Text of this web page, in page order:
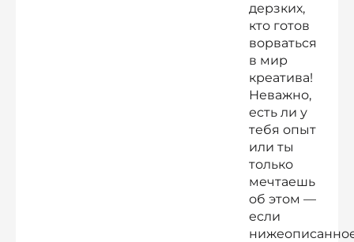
дерзких,
кто готов
ворваться
в мир
креатива!
Неважно,
есть ли у
тебя опыт
или ты
только
мечтаешь
об этом —
если